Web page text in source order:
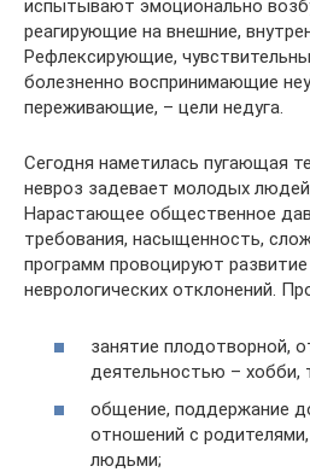
испытывают эмоционально
реагирующие на внешние,
Рефлексирующие,
болезненно воспринимающие
переживающие, – цели недуга.
Сегодня наметилась пугающая
невроз задевает молодых
Нарастающее общественное
требования, насыщенность,
программ провоцируют
неврологических отклонений.
занятие плодотворной,
деятельностью – хобби,
общение, поддержание
отношений с
людьми;